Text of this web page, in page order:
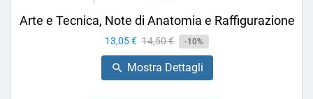
Arte e Tecnica, Note di Anatomia e Raffigurazione
Prezzo
13,05 € Prezzo
base
14,50 € -10%
 Mostra Dettagli